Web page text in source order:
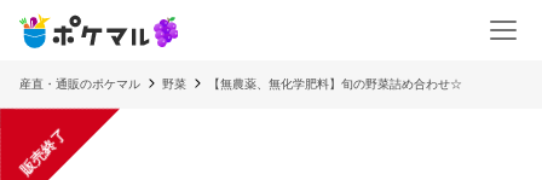
産直・通販のポケマル 野菜 【無農薬、無化学肥料】旬の野菜詰め合わせ☆
販売終了